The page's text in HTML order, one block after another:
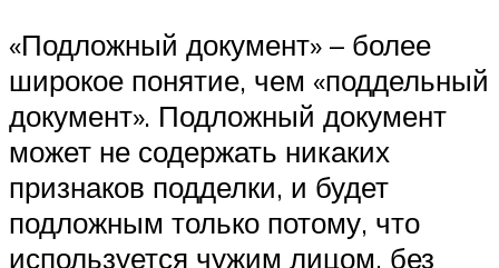
«Подложный документ» – более
широкое понятие, чем «поддельный
документ». Подложный документ
может не содержать никаких
признаков подделки, и будет
подложным только потому, что
используется чужим лицом, без